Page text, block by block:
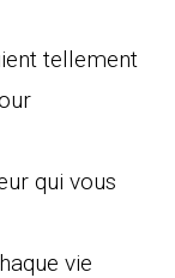
tellement
qui vous
vie